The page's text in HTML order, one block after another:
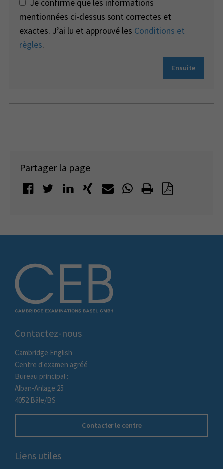
Je confirme que les informations
mentionnées ci-dessus sont correctes et
exactes. J’ai lu et approuvé les Conditions et
règles.
Ensuite
Partager la page
Contactez-nous
Cambridge English
Centre d'examen agréé
Bureau principal :
Alban-Anlage 25
4052 Bâle/BS
Contacter le centre
Liens utiles